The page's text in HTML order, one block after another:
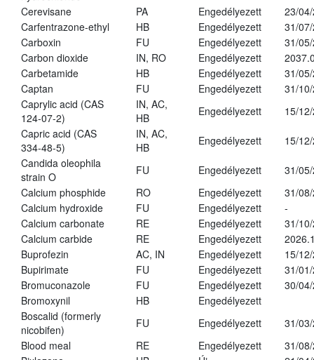
Cerevisane
PA Engedélyezett
23/
Carfentrazone-ethyl
HB Engedélyezett
31/
Carboxin
FU Engedélyezett
31/
Carbon dioxide
IN, RO Engedélyezett
Carbetamide
HB Engedélyezett
31/
Captan
FU Engedélyezett
31/
Caprylic acid (CAS
124-07-2)
IN, AC,
HB
Engedélyezett
15/
Capric acid (CAS
334-48-5)
IN, AC,
HB
Engedélyezett
15/
Candida oleophila
strain O
FU Engedélyezett
31/
Calcium phosphide
RO Engedélyezett
31/
Calcium hydroxide
FU Engedélyezett
-
Calcium carbonate
RE Engedélyezett
31/
Calcium carbide
RE Engedélyezett
Buprofezin
AC, IN Engedélyezett
15/
Bupirimate
FU Engedélyezett
31/
Bromuconazole
FU Engedélyezett
30/
Bromoxynil
HB
Engedélyezett
Boscalid (formerly
nicobifen)
FU Engedélyezett
31/
Blood meal
RE Engedélyezett
31/